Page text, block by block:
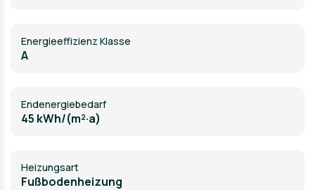
Energieeffizienz Klasse
A
Endenergiebedarf
45 kWh/(m²·a)
Heizungsart
Fußbodenheizung